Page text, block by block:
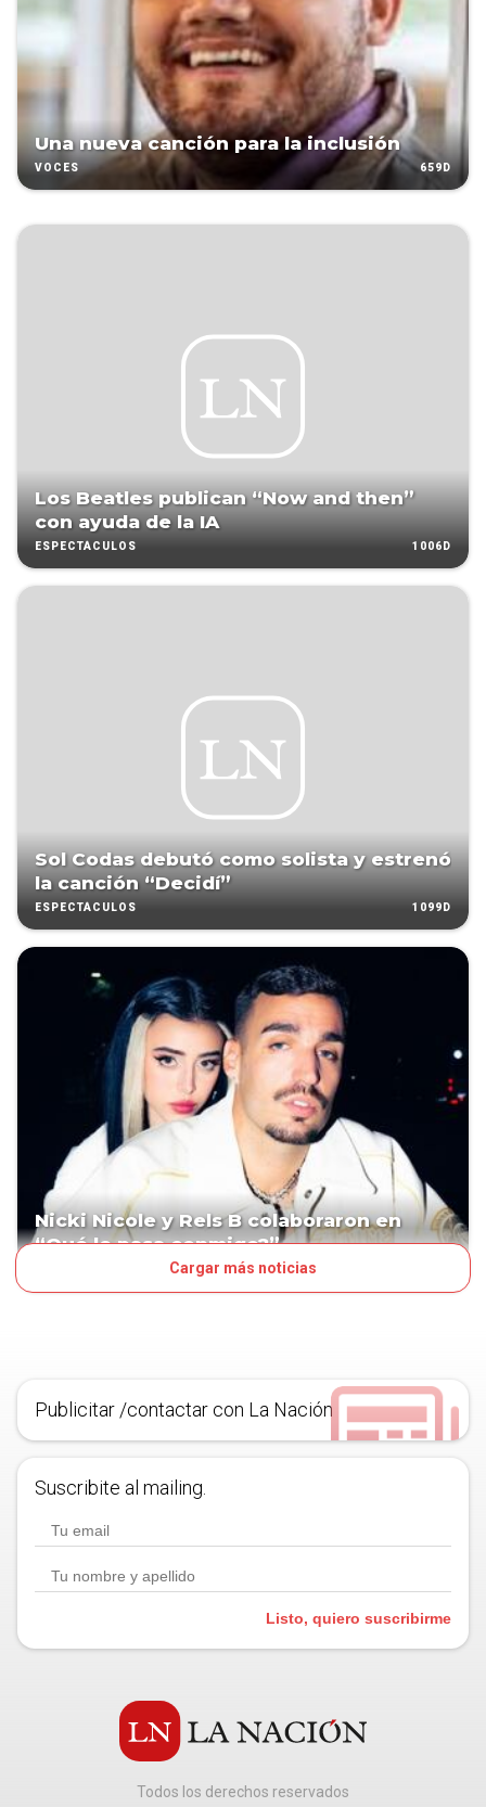
Una nueva canción para la inclusión
VOCES 659D
Los Beatles publican “Now and then”
con ayuda de la IA
ESPECTÁCULOS 1006D
Sol Codas debutó como solista y estrenó
la canción “Decidí”
ESPECTÁCULOS 1099D
Nicki Nicole y Rels B colaboraron en
“Qué le pasa conmigo?”
Cargar más noticias
Publicitar /contactar con La Nación
Suscribite al mailing.
Listo, quiero suscribirme
Todos los derechos reservados